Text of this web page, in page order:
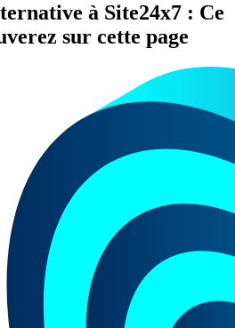
à Site24x7 : Ce
sur cette page